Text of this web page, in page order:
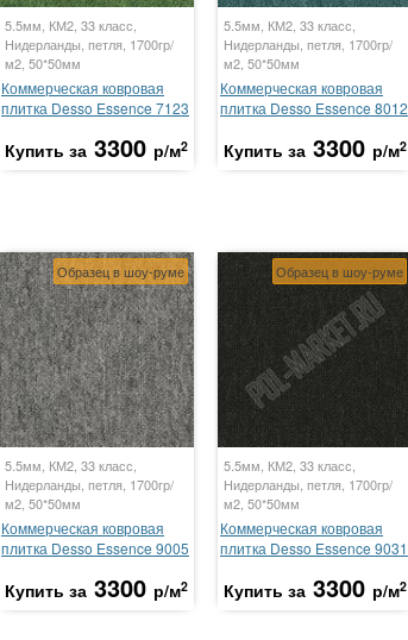
5.5мм, КМ2, 33 класс,
Нидерланды, петля, 1700гр/
м2, 50*50мм
Коммерческая ковровая
плитка Desso Essence 7123
Купить за 3300 р/м2
5.5мм, КМ2, 33 класс,
Нидерланды, петля, 1700гр/
м2, 50*50мм
Коммерческая ковровая
плитка Desso Essence 8012
Купить за 3300 р/м2
Образец в шоу-руме
5.5мм, КМ2, 33 класс,
Нидерланды, петля, 1700гр/
м2, 50*50мм
Коммерческая ковровая
плитка Desso Essence 9005
Купить за 3300 р/м2
Образец в шоу-руме
5.5мм, КМ2, 33 класс,
Нидерланды, петля, 1700гр/
м2, 50*50мм
Коммерческая ковровая
плитка Desso Essence 9031
Купить за 3300 р/м2